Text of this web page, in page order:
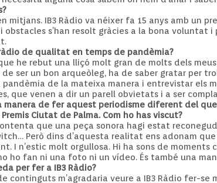
mitjans. IB3 Ràdio va néixer fa 15 anys amb un
obstacles s’han resolt gràcies a la bona
de qualitat en temps de pandèmia?
he rebut una lliçó molt gran de molts dels
ser un bon arqueòleg, ha de saber gratar per
pandèmia de la mateixa manera i entrevistar els
que venen a dir un parell obvietats i a ser
manera de fer aquest periodisme diferent del
Ciutat de Palma. Com ho has viscut?
que una peça sonora hagi estat
Però dins d’aquesta realitat ens adonam
I n’estic molt orgullosa. Hi ha sons de
ho fan ni una foto ni un vídeo. És també una
per fer a IB3 Ràdio?
continguts m’agradaria veure a IB3 Ràdio fer-